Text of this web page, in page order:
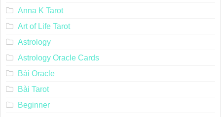
Anna K Tarot
Art of Life Tarot
Astrology
Astrology Oracle Cards
Bài Oracle
Bài Tarot
Beginner